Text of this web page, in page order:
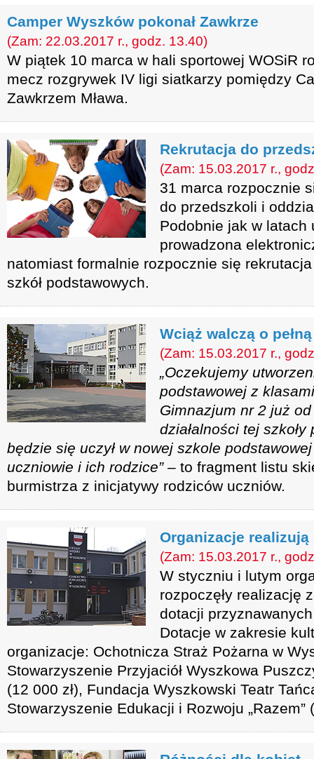
Camper Wyszków pokonał Zawkrze
(Zam: 22.03.2017 r., godz. 13.40)
W piątek 10 marca w hali sportowej WOSiR
mecz rozgrywek IV ligi siatkarzy pomiędzy
Zawkrzem Mława.
Rekrutacja do
(Zam: 15.03.2017 r.,
31 marca rozpocznie
do przedszkoli i
Podobnie jak w latach
prowadzona
natomiast formalnie rozpocznie się
szkół podstawowych.
Wciąż walczą o
(Zam: 15.03.2017 r.,
„Oczekujemy
podstawowej z
Gimnazjum nr 2 już
działalności tej
będzie się uczył w nowej szkole
uczniowie i ich rodzice”– to fragment listu
burmistrza z inicjatywy rodziców uczniów.
Organizacje realizują
(Zam: 15.03.2017 r.,
W styczniu i lutym
rozpoczęły realizację
dotacji
Dotacje w zakresie
organizacje: Ochotnicza Straż Pożarna w
Stowarzyszenie Przyjaciół Wyszkowa
(12 000 zł), Fundacja Wyszkowski Teatr
Stowarzyszenie Edukacji i Rozwoju „Razem”